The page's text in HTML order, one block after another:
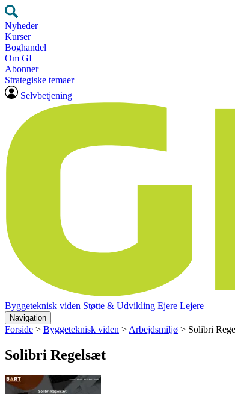
Nyheder
Kurser
Boghandel
Om GI
Abonner
Strategiske temaer
Selvbetjening
Byggeteknisk viden Støtte & Udvikling Ejere Lejere
Navigation
Forside > Byggeteknisk viden > Arbejdsmiljø > Solibri
Solibri Regelsæt